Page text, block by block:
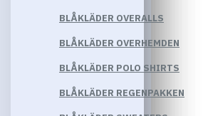
BLÅKLÄDER OVERALLS
BLÅKLÄDER OVERHEMDEN
BLÅKLÄDER POLO SHIRTS
BLÅKLÄDER REGENPAKKEN